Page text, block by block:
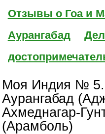
Отзывы о Гоа и
Аурангабад
Моя Индия №
Аурангабад
Ахмеднагар-
(Арамболь)